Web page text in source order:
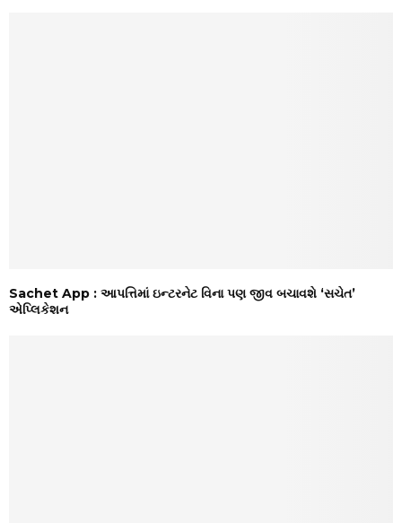
Sachet App : આપત્તિમાં ઇન્ટરનેટ વિના પણ જીવ બચાવશે ‘સચેત’
એપ્લિકેશન